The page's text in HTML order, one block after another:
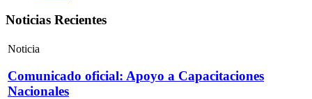
Noticias Recientes
Noticia
Comunicado oficial: Apoyo a Capacitaciones
Nacionales